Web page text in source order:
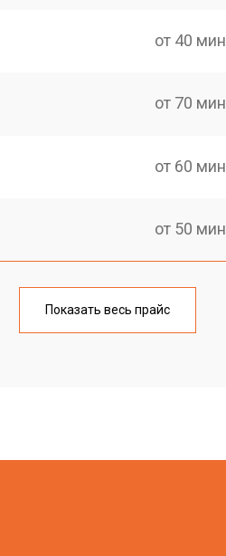
от 40 мин
от 70 мин
от 60 мин
от 50 мин
от 50 мин
Показать весь прайс